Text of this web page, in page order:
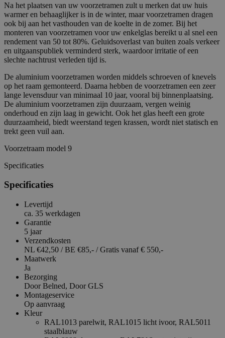
Na het plaatsen van uw voorzetramen zult u merken dat uw huis
warmer en behaaglijker is in de winter, maar voorzetramen dragen
ook bij aan het vasthouden van de koelte in de zomer. Bij het
monteren van voorzetramen voor uw enkelglas bereikt u al snel een
rendement van 50 tot 80%. Geluidsoverlast van buiten zoals verkeer
en uitgaanspubliek verminderd sterk, waardoor irritatie of een
slechte nachtrust verleden tijd is.
De aluminium voorzetramen worden middels schroeven of knevels
op het raam gemonteerd. Daarna hebben de voorzetramen een zeer
lange levensduur van minimaal 10 jaar, vooral bij binnenplaatsing.
De aluminium voorzetramen zijn duurzaam, vergen weinig
onderhoud en zijn laag in gewicht. Ook het glas heeft een grote
duurzaamheid, biedt weerstand tegen krassen, wordt niet statisch en
trekt geen vuil aan.
Voorzetraam model 9
Specificaties
Specificaties
Levertijd
ca. 35 werkdagen
Garantie
5 jaar
Verzendkosten
NL €42,50 / BE €85,- / Gratis vanaf € 550,-
Maatwerk
Ja
Bezorging
Door Belned, Door GLS
Montageservice
Op aanvraag
Kleur
RAL1013 parelwit, RAL1015 licht ivoor, RAL5011
staalblauw